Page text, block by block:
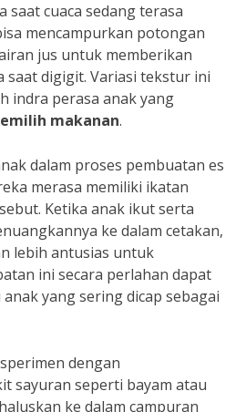
saat cuaca sedang terasa
mencampurkan potongan
jus untuk memberikan
saat digigit. Variasi tekstur ini
indra perasa anak yang
makanan.
dalam proses pembuatan es
merasa memiliki ikatan
Ketika anak ikut serta
ke dalam cetakan,
lebih antusias untuk
ini secara perlahan dapat
yang sering dicap sebagai
dengan
sayuran seperti bayam atau
ke dalam campuran